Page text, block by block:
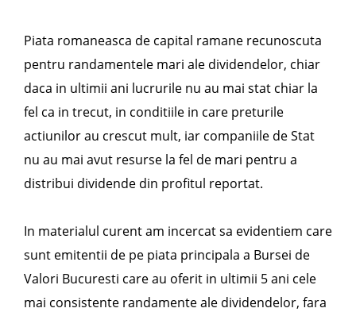
Piata romaneasca de capital ramane recunoscuta
pentru randamentele mari ale dividendelor, chiar
daca in ultimii ani lucrurile nu au mai stat chiar la
fel ca in trecut, in conditiile in care preturile
actiunilor au crescut mult, iar companiile de Stat
nu au mai avut resurse la fel de mari pentru a
distribui dividende din profitul reportat.
In materialul curent am incercat sa evidentiem care
sunt emitentii de pe piata principala a Bursei de
Valori Bucuresti care au oferit in ultimii 5 ani cele
mai consistente randamente ale dividendelor, fara